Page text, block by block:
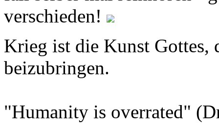
verschieden!
Krieg ist die Kunst Gottes,
beizubringen.
"Humanity is overrated"